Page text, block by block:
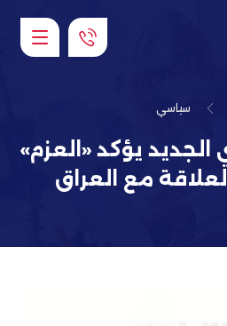
سياسي
يؤكد «العزم»
مع العراق